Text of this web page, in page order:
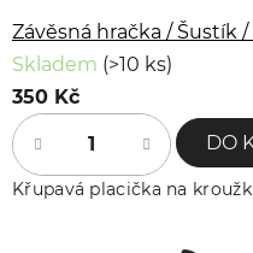
Závěsná hračka / Šustík
Skladem (>10 ks)
350 Kč
DO
Křupavá placička na